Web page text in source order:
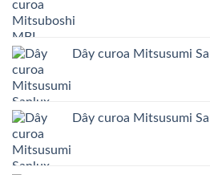
Dây curoa Mitsusumi
Dây curoa Mitsusumi